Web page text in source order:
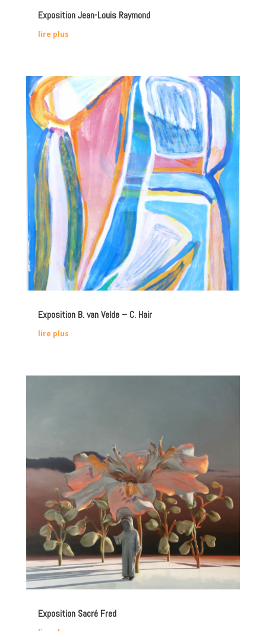
Exposition Jean-Louis Raymond
lire plus
Exposition B. van Velde – C. Hair
lire plus
Exposition Sacré Fred